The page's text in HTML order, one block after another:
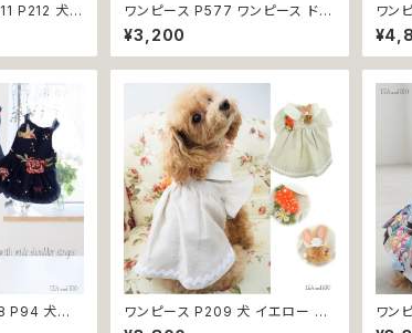
P212 犬
ト レッド レ
ト 服 犬服
服 洋服 猫
ア 女の子
い 可愛い
交換不可
ワンピース P577 ワンピース ドレ
ス ハンドメイド 花 スカート トップ
ス ティアードスカート 春 夏 パピ
ー 小型犬 犬 猫 ペット 服 犬服 猫
しゃれ かわいい お出かけ 返品交
換不可
¥3,200
ワン
ホワ
る リ
ドッ
服
子
料
P94 犬服
ス ナチュ
ワンピース P209 犬 イエロー ナ
チュラル 猫 ペット 服 犬服 犬の服
ワン
スカ